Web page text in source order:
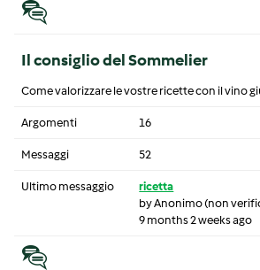
Il consiglio del Sommelier
Come valorizzare le vostre ricette con il vino
Argomenti 16
Messaggi 52
Ultimo messaggio
ricetta
byAnonimo (non
9 months 2 weeks ago